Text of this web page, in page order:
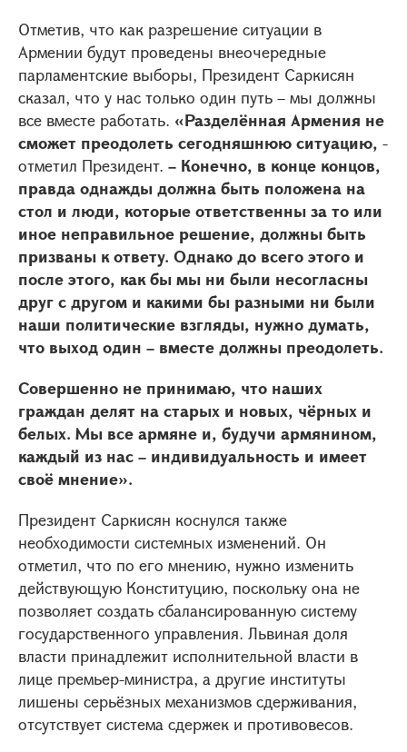
Отметив, что как разрешение ситуации в
Армении будут проведены внеочередные
парламентские выборы, Президент Саркисян
сказал, что у нас только один путь – мы должны
все вместе работать. «Разделённая Армения не
сможет преодолеть сегодняшнюю ситуацию, -
отметил Президент. – Конечно, в конце концов,
правда однажды должна быть положена на
стол и люди, которые ответственны за то или
иное неправильное решение, должны быть
призваны к ответу. Однако до всего этого и
после этого, как бы мы ни были несогласны
друг с другом и какими бы разными ни были
наши политические взгляды, нужно думать,
что выход один – вместе должны преодолеть.
Совершенно не принимаю, что наших
граждан делят на старых и новых, чёрных и
белых. Мы все армяне и, будучи армянином,
каждый из нас – индивидуальность и имеет
своё мнение».
Президент Саркисян коснулся также
необходимости системных изменений. Он
отметил, что по его мнению, нужно изменить
действующую Конституцию, поскольку она не
позволяет создать сбалансированную систему
государственного управления. Львиная доля
власти принадлежит исполнительной власти в
лице премьер-министра, а другие институты
лишены серьёзных механизмов сдерживания,
отсутствует система сдержек и противовесов.